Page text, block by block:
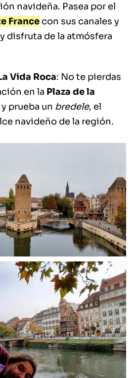
navideña. Pasea por el
France con sus canales y
disfruta de la atmósfera
Vida Roca: No te pierdas
en la Plaza de la
y prueba un bredele, el
navideño de la región.